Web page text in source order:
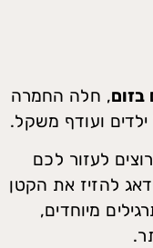
בזום, חלה החמרה
ועודף משקל.
לעזור לכם
להזיז את הקטן
מיוחדים,